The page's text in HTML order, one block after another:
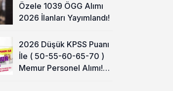
Özele 1039 ÖGG Alımı
2026 İlanları Yayımlandı!
2026 Düşük KPSS Puanı
İle ( 50-55-60-65-70 )
Memur Personel Alımı!